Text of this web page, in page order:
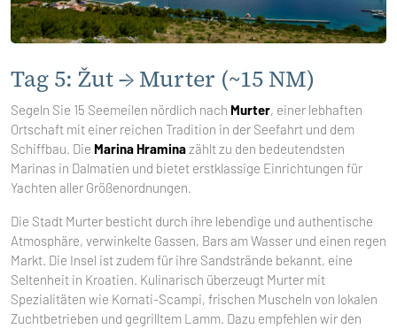
Tag 5: Žut → Murter (~15 NM)
Segeln Sie 15 Seemeilen nördlich nach Murter, einer lebhaften
Ortschaft mit einer reichen Tradition in der Seefahrt und dem
Schiffbau. Die Marina Hraminazählt zu den bedeutendsten
Marinas in Dalmatien und bietet erstklassige Einrichtungen für
Yachten aller Größenordnungen.
Die Stadt Murter besticht durch ihre lebendige und authentische
Atmosphäre, verwinkelte Gassen, Bars am Wasser und einen regen
Markt. Die Insel ist zudem für ihre Sandstrände bekannt, eine
Seltenheit in Kroatien. Kulinarisch überzeugt Murter mit
Spezialitäten wie Kornati-Scampi, frischen Muscheln von lokalen
Zuchtbetrieben und gegrilltem Lamm. Dazu empfehlen wir den